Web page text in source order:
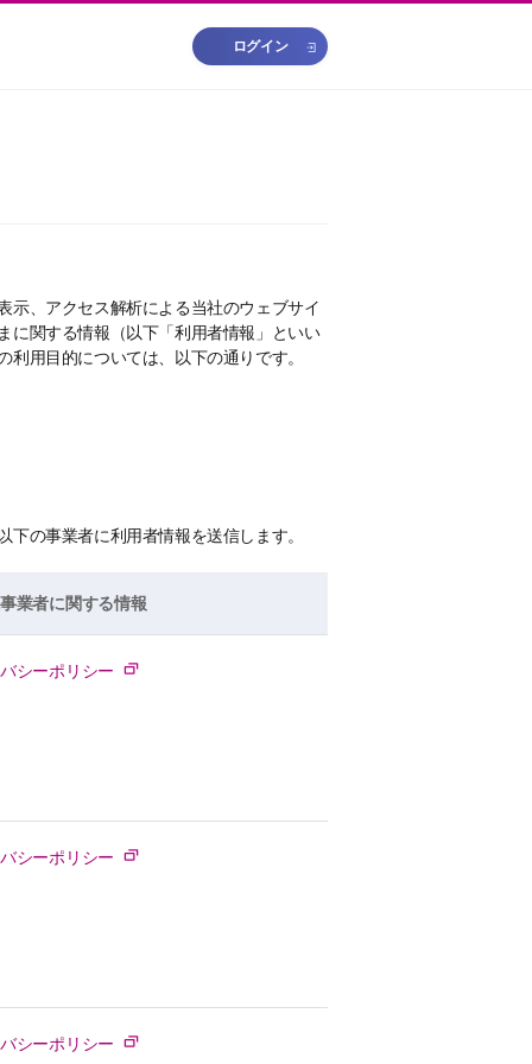
ログイン
、アクセス解析による当社のウェブサイ
に関する情報（以下「利用者情報」といい
用目的については、以下の通りです。
の事業者に利用者情報を送信します。
業者に関する情報
シーポリシー
シーポリシー
シーポリシー